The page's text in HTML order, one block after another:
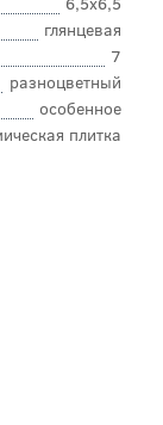
глянцевая
7
разноцветный
особенное
плитка